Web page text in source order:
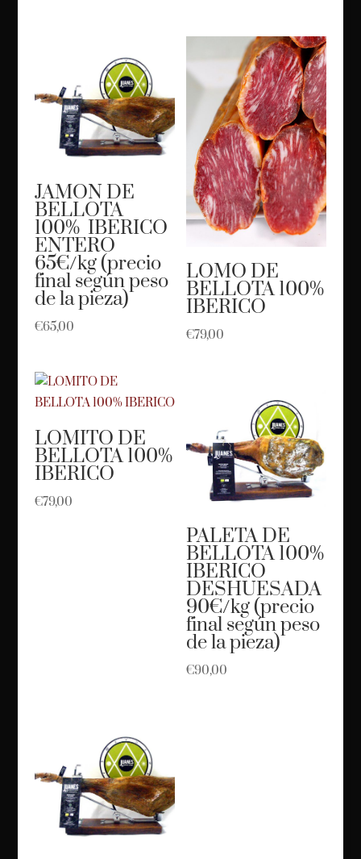
JAMON DE
BELLOTA
100% IBERICO
ENTERO
65€/kg (precio
final según peso
de la pieza)
€65,00
LOMO DE
BELLOTA 100%
IBERICO
€79,00
LOMITO DE
BELLOTA 100%
IBERICO
€79,00
PALETA DE
BELLOTA 100%
IBERICO
DESHUESADA
90€/kg (precio
final según peso
de la pieza)
€90,00